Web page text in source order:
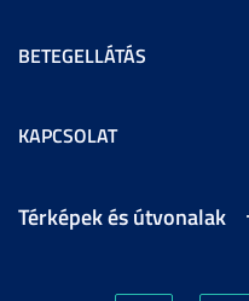
BETEGELLÁTÁS
KAPCSOLAT
Térképek és útvonalak